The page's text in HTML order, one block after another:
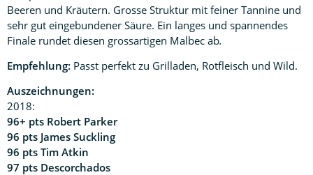
Beeren und Kräutern. Grosse Struktur mit feiner Tannine und
sehr gut eingebundener Säure. Ein langes und spannendes
Finale rundet diesen grossartigen Malbec ab.
Empfehlung: Passt perfekt zu Grilladen, Rotfleisch und Wild.
Auszeichnungen:
2018:
96+ pts Robert Parker
96 pts James Suckling
96 pts Tim Atkin
97 pts Descorchados